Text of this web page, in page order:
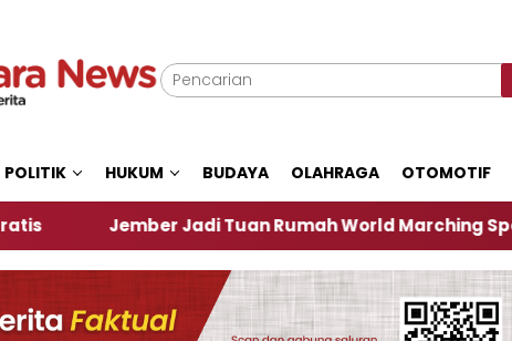
POLITIK HUKUM BUDAYA OLAHRAGA OTOMOTIF
Jember Jadi Tuan Rumah World Marching Sport 2027